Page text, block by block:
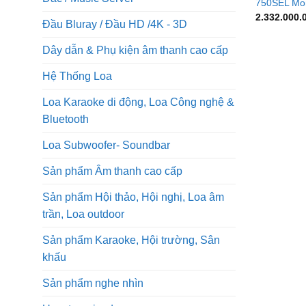
Đầu Bluray / Đầu HD /4K - 3D
Dây dẫn & Phụ kiện âm thanh cao cấp
Hệ Thống Loa
Loa Karaoke di động, Loa Công nghệ &
Bluetooth
Loa Subwoofer- Soundbar
Sản phẩm Âm thanh cao cấp
Sản phẩm Hội thảo, Hội nghị, Loa âm
trần, Loa outdoor
Sản phẩm Karaoke, Hội trường, Sân
khấu
Sản phẩm nghe nhìn
750SEL